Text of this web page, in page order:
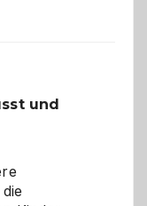
und